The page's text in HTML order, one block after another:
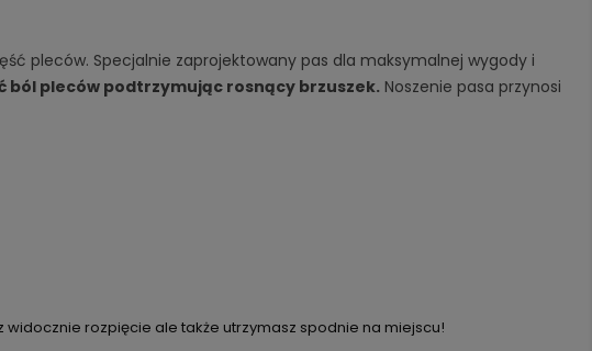
pleców. Specjalnie zaprojektowany pas dla maksymalnej wygody i
ból pleców podtrzymując rosnący brzuszek.Noszenie pasa przynosi
rozpięcie ale także utrzymasz spodnie na miejscu!